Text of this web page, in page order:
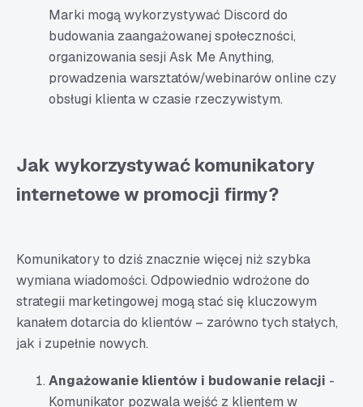
Marki mogą wykorzystywać Discord do
budowania zaangażowanej społeczności,
organizowania sesji Ask Me Anything,
prowadzenia warsztatów/webinarów online czy
obsługi klienta w czasie rzeczywistym.
Jak wykorzystywać komunikatory
internetowe w promocji firmy?
Komunikatory to dziś znacznie więcej niż szybka
wymiana wiadomości. Odpowiednio wdrożone do
strategii marketingowej mogą stać się kluczowym
kanałem dotarcia do klientów – zarówno tych stałych,
jak i zupełnie nowych.
Angażowanie klientów i budowanie relacji -
Komunikator pozwala wejść z klientem w